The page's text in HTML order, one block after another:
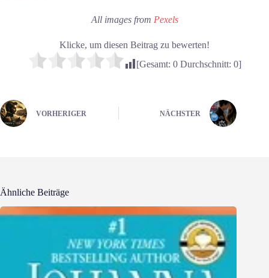
All images from Pexels
Klicke, um diesen Beitrag zu bewerten!
[Gesamt: 0Durchschnitt: 0]
VORHERIGER NÄCHSTER
Ähnliche Beiträge